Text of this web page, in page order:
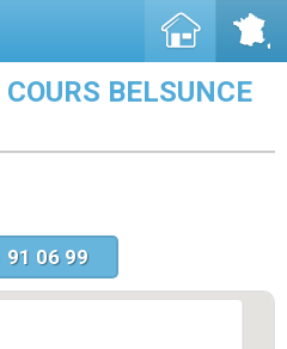
BELSUNCE
91 06 99